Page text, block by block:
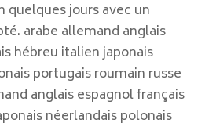
quelques jours avec un
arabe allemand anglais
hébreu italien japonais
portugais roumain russe
anglais espagnol français
néerlandais polonais